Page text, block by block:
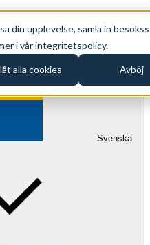
din upplevelse, samla in
i vår integritetspolicy.
alla cookies Avböj
Svenska